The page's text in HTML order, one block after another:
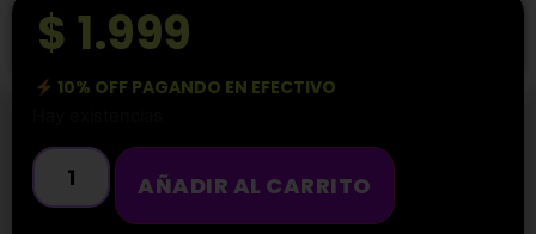
$ 1.999
10% OFF PAGANDO EN EFECTIVO
AÑADIR AL CARRITO